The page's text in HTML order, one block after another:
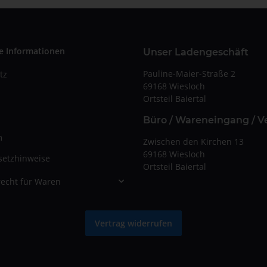
Informationen
für Waren
Unser Ladengeschäft
Pauline-Maier-Straße 2
69168 Wiesloch
Ortsteil Baiertal
Büro / Wareneingang /
Zwischen den Kirchen 13
69168 Wiesloch
Ortsteil Baiertal
Vertrag widerrufen